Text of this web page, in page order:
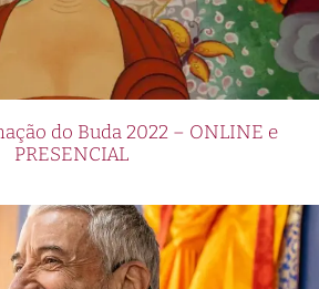
do Buda 2022 – ONLINE e
PRESENCIAL